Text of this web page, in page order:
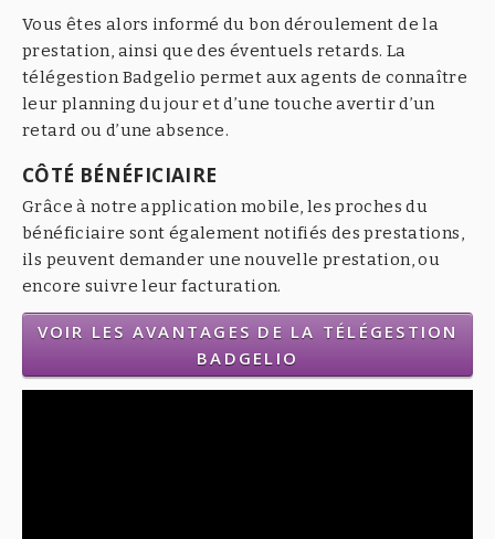
Vous êtes alors informé du bon déroulement de la
prestation, ainsi que des éventuels retards. La
télégestion Badgelio permet aux agents de connaître
leur planning du jour et d’une touche avertir d’un
retard ou d’une absence.
CÔTÉ BÉNÉFICIAIRE
Grâce à notre application mobile, les proches du
bénéficiaire sont également notifiés des prestations,
ils peuvent demander une nouvelle prestation, ou
encore suivre leur facturation.
VOIR LES AVANTAGES DE LA TÉLÉGESTION
BADGELIO